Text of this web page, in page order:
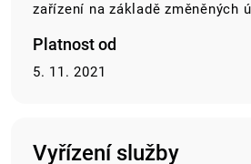
zařízení na základě změněných
Platnost od
5. 11. 2021
Vyřízení služby